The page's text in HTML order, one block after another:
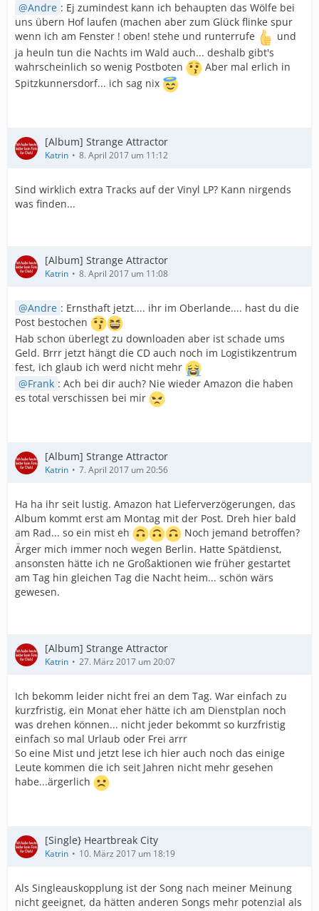
Andre : Ej zumindest kann ich behaupten das Wölfe bei
uns übern Hof laufen (machen aber zum Glück flinke spur
wenn ich am Fenster ! oben! stehe und runterrufe
und
ja heuln tun die Nachts im Wald auch... deshalb gibt's
wahrscheinlich so wenig Postboten
Aber mal erlich in
Spitzkunnersdorf... ich sag nix
[Album] Strange Attractor
Katrin 8. April 2017 um 11:12
Sind wirklich extra Tracks auf der Vinyl LP? Kann nirgends
was finden...
[Album] Strange Attractor
Katrin 8. April 2017 um 11:08
Andre : Ernsthaft jetzt.... ihr im Oberlande.... hast du die
Post bestochen
Hab schon überlegt zu downloaden aber ist schade ums
Geld. Brrr jetzt hängt die CD auch noch im Logistikzentrum
fest, ich glaub ich werd nicht mehr
Frank : Ach bei dir auch? Nie wieder Amazon die haben
es total verschissen bei mir
[Album] Strange Attractor
Katrin 7. April 2017 um 20:56
Ha ha ihr seit lustig. Amazon hat Lieferverzögerungen, das
Album kommt erst am Montag mit der Post. Dreh hier bald
am Rad... so ein mist eh
Noch jemand betroffen?
Ärger mich immer noch wegen Berlin. Hatte Spätdienst,
ansonsten hätte ich ne Großaktionen wie früher gestartet
am Tag hin gleichen Tag die Nacht heim... schön wärs
gewesen.
[Album] Strange Attractor
Katrin 27. März 2017 um 20:07
Ich bekomm leider nicht frei an dem Tag. War einfach zu
kurzfristig, ein Monat eher hätte ich am Dienstplan noch
was drehen können... nicht jeder bekommt so kurzfristig
einfach so mal Urlaub oder Frei arrr
So eine Mist und jetzt lese ich hier auch noch das einige
Leute kommen die ich seit Jahren nicht mehr gesehen
habe...ärgerlich
[Single} Heartbreak City
Katrin 10. März 2017 um 18:19
Als Singleauskopplung ist der Song nach meiner Meinung
nicht geeignet, da hätten anderen Songs mehr potenzial als